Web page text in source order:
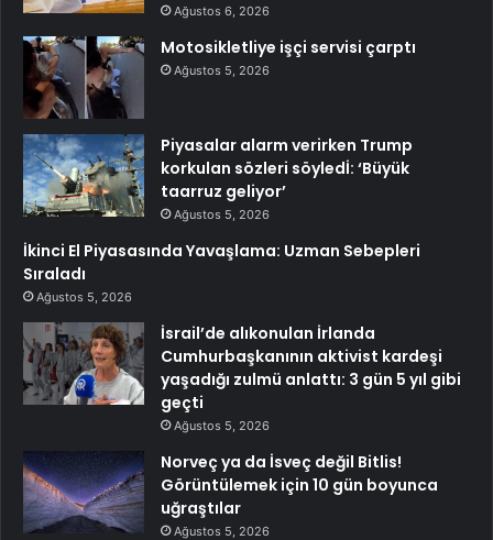
Ağustos 6, 2026
Motosikletliye işçi servisi çarptı
Ağustos 5, 2026
Piyasalar alarm verirken Trump
korkulan sözleri söyledİ: ‘Büyük
taarruz geliyor’
Ağustos 5, 2026
İkinci El Piyasasında Yavaşlama: Uzman Sebepleri
Sıraladı
Ağustos 5, 2026
İsrail’de alıkonulan İrlanda
Cumhurbaşkanının aktivist kardeşi
yaşadığı zulmü anlattı: 3 gün 5 yıl gibi
geçti
Ağustos 5, 2026
Norveç ya da İsveç değil Bitlis!
Görüntülemek için 10 gün boyunca
uğraştılar
Ağustos 5, 2026